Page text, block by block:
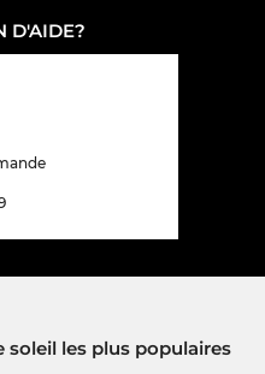
D'AIDE?
soleil les plus populaires